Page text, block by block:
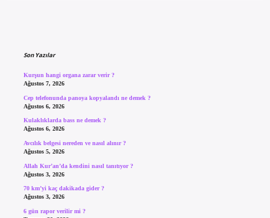
Son Yazılar
Kurşun hangi organa zarar verir ?
Ağustos 7, 2026
Cep telefonunda panoya kopyalandı ne demek ?
Ağustos 6, 2026
Kulaklıklarda bass ne demek ?
Ağustos 6, 2026
Avcılık belgesi nereden ve nasıl alınır ?
Ağustos 5, 2026
Allah Kur’an’da kendini nasıl tanıtıyor ?
Ağustos 3, 2026
70 km’yi kaç dakikada gider ?
Ağustos 3, 2026
6 gün rapor verilir mi ?